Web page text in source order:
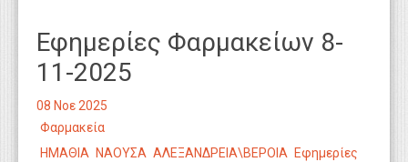
Εφημερίες Φαρμακείων 8-
11-2025
08 Νοε 2025
Φαρμακεία
ΗΜΑΘΙΑ ΝΑΟΥΣΑ ΑΛΕΞΑΝΔΡΕΙΑ\ΒΕΡΟΙΑ Εφημερίες
Τεχνολογία
Εκπαίδευση
Υγεία
Γενικά